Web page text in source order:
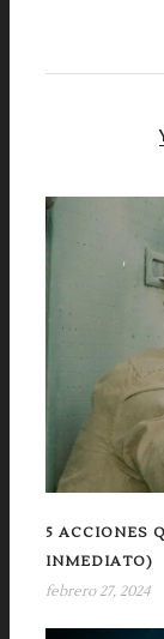
5 ACCIONES
INMEDIATO)
febrero 27, 2024